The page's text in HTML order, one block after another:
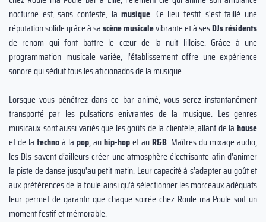
nocturne est, sans conteste, lamusique. Ce lieu festif s'est taillé une
réputation solide grâce à sascène musicalevibrante et à sesDJs résidents
de renom qui font battre le cœur de la nuit lilloise. Grâce à une
programmation musicale variée, l’établissement offre une expérience
sonore qui séduit tous les aficionados de la musique.
Lorsque vous pénétrez dans ce bar animé, vous serez instantanément
transporté par les pulsations enivrantes de la musique. Les genres
musicaux sont aussi variés que les goûts de la clientèle, allant de la house
et de la technoà la pop, auhip-hopet auR&B. Maîtres du mixage audio,
les DJs savent d’ailleurs créer une atmosphère électrisante afin d’animer
la piste de danse jusqu'au petit matin. Leur capacité à s’adapter au goût et
aux préférences de la foule ainsi qu’à sélectionner les morceaux adéquats
leur permet de garantir que chaque soirée chez Roule ma Poule soit un
moment festif et mémorable.